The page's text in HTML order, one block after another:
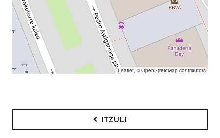
Leaflet, ©OpenStreetMap contributors
ITZULI